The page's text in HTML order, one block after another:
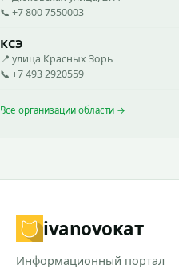
📞 +7 800 7550003
КСЭ
📍 улица Красных Зорь
📞 +7 493 2920559
Все организации области →
ivanovoкат
Информационный портал